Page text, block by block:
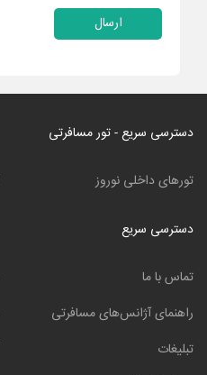
ارسال
دسترسی سریع - تور مسافرتی
تورهای داخلی نوروز
دسترسی سریع
تماس با ما
راهنمای آژانس‌های مسافرتی
تبلیغات